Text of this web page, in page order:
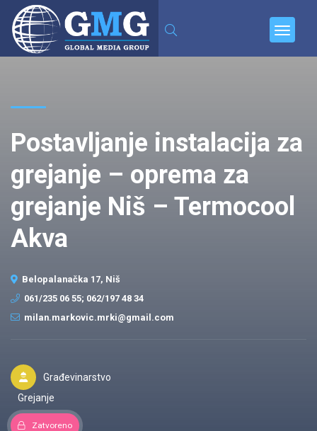
Postavljanje instalacija za
grejanje – oprema za
grejanje Niš – Termocool
Akva
Belopalanačka 17, Niš
061/235 06 55; 062/197 48 34
milan.markovic.mrki@gmail.com
Građevinarstvo
Grejanje
Zatvoreno